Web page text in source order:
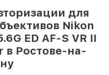
для
Nikon
ED AF-S VR II
в Ростове-на-